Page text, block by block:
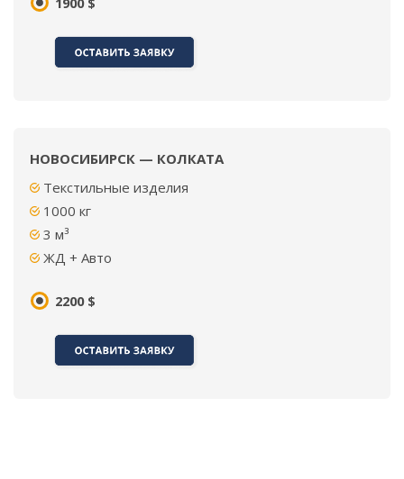
НОВОСИБИРСК — КОЛКАТА
Текстильные изделия
1000 кг
3 м³
ЖД + Авто
2200 $